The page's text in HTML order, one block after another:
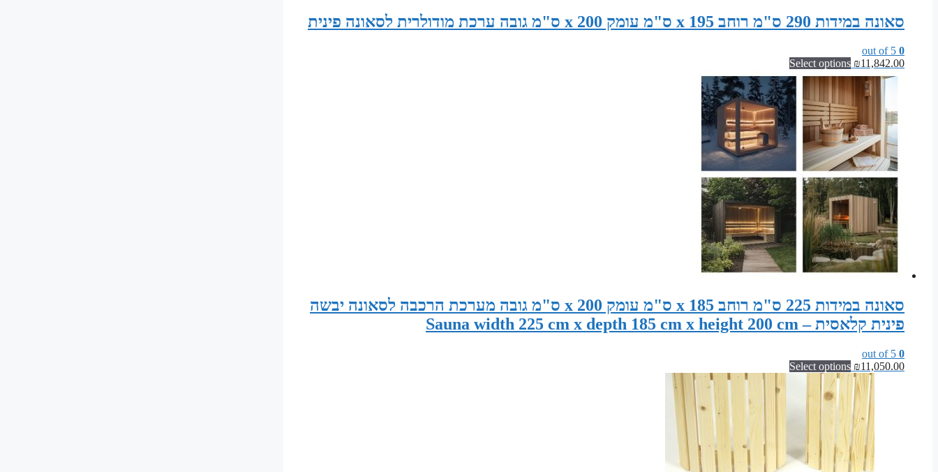
סאונה במידות 290 ס"מ רוחב x 195 ס"מ עומק x 200 ס"מ גובה ערכת מודולרית לסאונה פינית
0
₪11,842.00
Select options
סאונה במידות 225 ס"מ רוחב x 185 ס"מ עומק x 200 ס"מ גובה מערכת הרכבה לסאונה יבשה
פינית קלאסית – Sauna width 225 cm x depth 185 cm x height 200 cm
0
₪11,050.00
Select options